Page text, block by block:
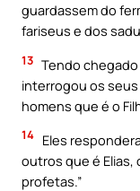
guardassem do
fariseus e dos
13 Tendo chegado
interrogou os seus
homens que é o
14 Eles
outros que é Elias,
profetas.”